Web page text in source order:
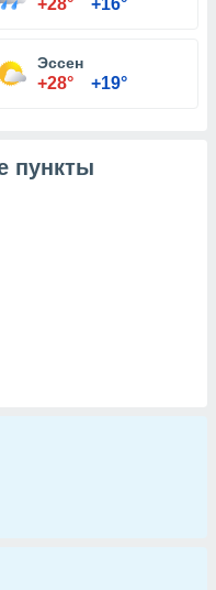
+28° +16°
Эссен
+28° +19°
пункты